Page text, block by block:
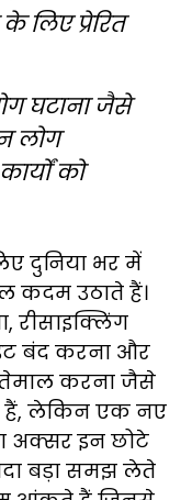
लिए प्रेरित
घटाना जैसे
लोग
को
दुनिया भर में
कदम उठाते हैं।
बंद करना और
करना जैसे
हैं, लेकिन एक नए
अक्सर इन छोटे
बड़ा समझ लेते